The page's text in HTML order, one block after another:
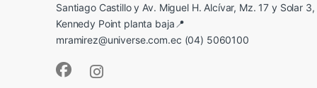
Santiago Castillo y Av. Miguel H. Alcívar, Mz. 17 y Solar
Kennedy Point planta baja📍
mramirez@universe.com.ec (04) 5060100